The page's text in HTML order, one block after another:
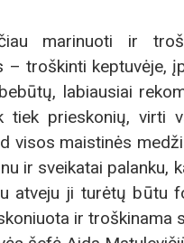
marinuoti ir
– troškinti keptuvėje,
labiausiai
tiek prieskonių, virti
visos maistinės
ir sveikatai palanku,
atveju ji turėtų būtu
ir troškinama